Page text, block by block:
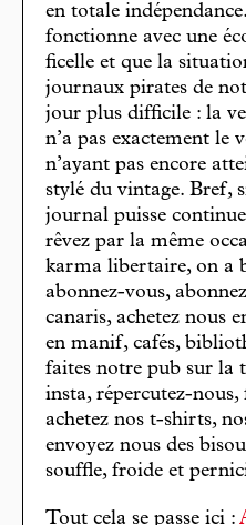
en totale
fonctionne avec une
ficelle et que la
journaux pirates de
jour plus difficile : la
n’a pas exactement
n’ayant pas encore
stylé du vintage. Bref,
journal puisse
rêvez par la même
karma libertaire, on a
abonnez-vous,
canaris, achetez nous
en manif, cafés,
faites notre pub sur la
insta, répercutez-nous,
achetez nos t-shirts,
envoyez nous des
souffle, froide et
Tout cela se passe ici :